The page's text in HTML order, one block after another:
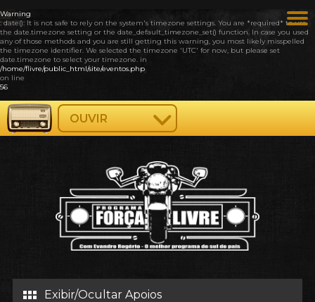
Warning
: date(): It is not safe to rely on the system's timezone settings. You are *required* to use
the date.timezone setting or the date_default_timezone_set() function. In case you used
any of those methods and you are still getting this warning, you most likely misspelled
the timezone identifier. We selected the timezone 'UTC' for now, but please set
date.timezone to select your timezone. in
/home/flivre/public_html/site/eventos.php
on line
56
OUVIR
Exibir/Ocultar Apoios